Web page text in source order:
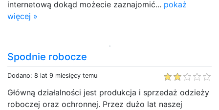
internetową dokąd możecie zaznajomić... pokaż
więcej »
Spodnie robocze
Dodano: 8 lat 9 miesięcy temu
Główną działalności jest produkcja i sprzedaż odzieży
roboczej oraz ochronnej. Przez dużo lat naszej